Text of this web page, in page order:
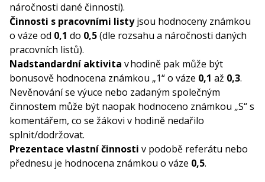
náročnosti dané činnosti).
Činnosti s pracovními listyjsou hodnoceny známkou
o váze od 0,1 do 0,5(dle rozsahu a náročnosti daných
pracovních listů).
Nadstandardní aktivita v hodině pak může být
bonusově hodnocena známkou „1“ o váze 0,1 až 0,3.
Nevěnování se výuce nebo zadaným společným
činnostem může být naopak hodnoceno známkou „S“ s
komentářem, co se žákovi v hodině nedařilo
splnit/dodržovat.
Prezentace vlastní činnosti v podobě referátu nebo
přednesu je hodnocena známkou o váze 0,5.